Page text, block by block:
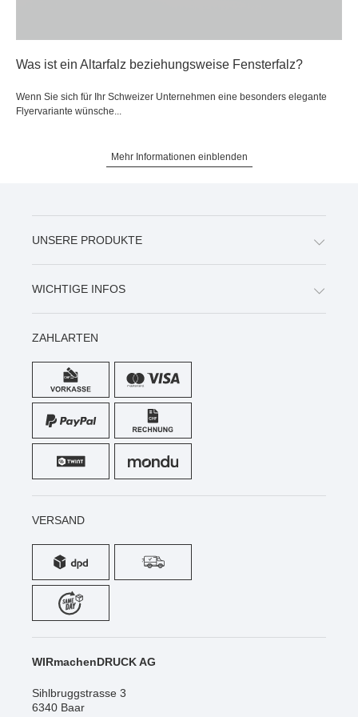
Was ist ein Altarfalz beziehungsweise Fensterfalz?
Wenn Sie sich für Ihr Schweizer Unternehmen eine besonders elegante
Flyervariante wünsche...
Mehr Informationen einblenden
UNSERE PRODUKTE
WICHTIGE INFOS
ZAHLARTEN
VERSAND
WIRmachenDRUCK AG
Sihlbruggstrasse 3
6340 Baar